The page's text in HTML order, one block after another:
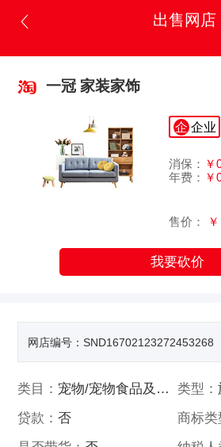
出售网店
一冠 家装家饰
企 企业
消保： ￥
年费： ￥
售价： ￥
我要砍价
网店编号：SND16702123272453268
类目： 宠物/宠物食品及用品 类型：
贷款：否 商标类